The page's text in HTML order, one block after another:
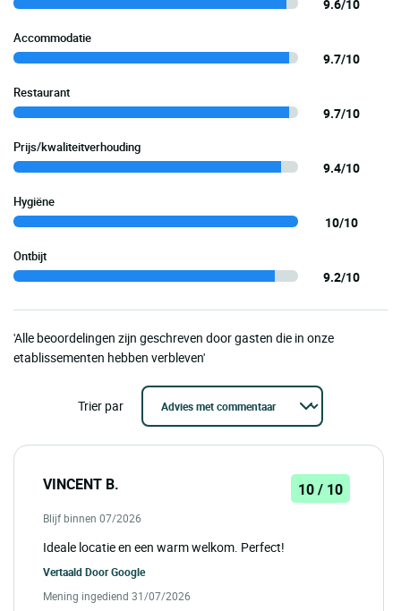
9.6/10
Accommodatie
9.7/10
Restaurant
9.7/10
Prijs/kwaliteitverhouding
9.4/10
Hygiëne
10/10
Ontbijt
9.2/10
'Alle beoordelingen zijn geschreven door gasten die in onze
etablissementen hebben verbleven'
Trier par
VINCENT B. 10 / 10
Blijf binnen 07/2026
Ideale locatie en een warm welkom. Perfect!
Vertaald DoorGoogle
Mening ingediend 31/07/2026